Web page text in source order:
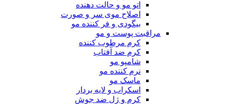
اتو مو و حالت دهنده
اصلاح موی سر و صورت
بیگودی و فر کننده مو
مراقبت پوست و مو
کرم مرطوب کننده
کرم ضد آفتاب
شامپو مو
نرم کننده مو
ماسک مو
اسکراب و لایه بردار
کرم و ژل ضد جوش